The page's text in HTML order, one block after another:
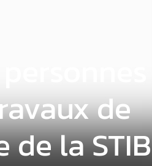
de
la STIB